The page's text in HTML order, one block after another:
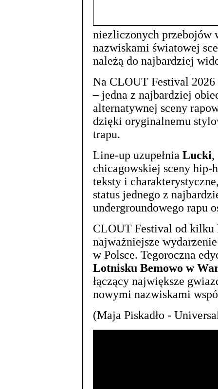
niezliczonych przebojów
nazwiskami światowej
należą do najbardziej
Na CLOUT Festival
– jedna z najbardziej
alternatywnej sceny
dzięki oryginalnemu
trapu.
Line-up uzupełnia Lucki,
chicagowskiej sceny hip-
teksty i
status jednego z
undergroundowego rapu
CLOUT Festival od kilku
najważniejsze
w Polsce. Tegoroczna
Lotnisku Bemowo w
łączący największe
nowymi nazwiskami
(Maja Piskadło -